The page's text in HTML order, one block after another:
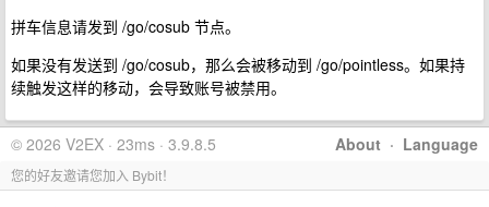
拼车信息请发到 /go/cosub 节点。
如果没有发送到 /go/cosub，那么会被移动到 /go/pointless。如果持
续触发这样的移动，会导致账号被禁用。
About · Language
© 2026 V2EX · 23ms · 3.9.8.5
您的好友邀请您加入 Bybit！